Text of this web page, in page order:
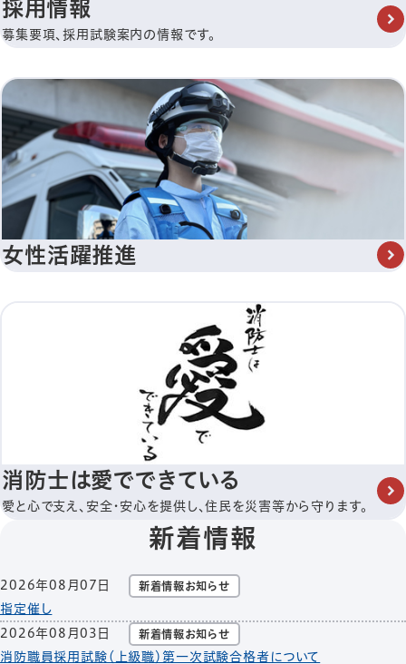
採用情報
募集要項、採用試験案内の情報です。
女性活躍推進
消防士は愛でできている
愛と心で支え、安全・安心を提供し、住民を災害等から守ります。
新着情報
2026年08月07日 新着情報お知らせ
指定催し
2026年08月03日
新着情報お知らせ
消防職員採用試験（上級職）第一次試験合格者について